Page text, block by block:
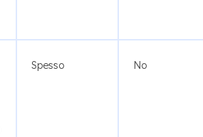
Spesso No